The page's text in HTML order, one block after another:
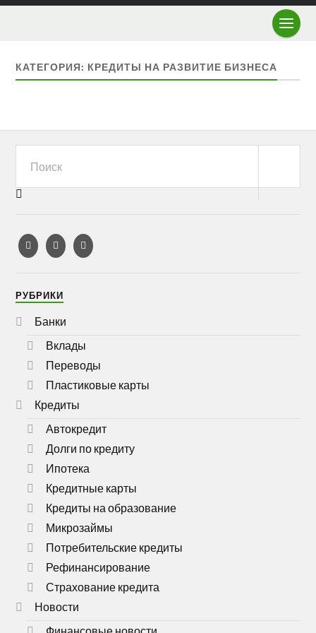
КАТЕГОРИЯ: КРЕДИТЫ НА РАЗВИТИЕ БИЗНЕСА
РУБРИКИ
Банки
Вклады
Переводы
Пластиковые карты
Кредиты
Автокредит
Долги по кредиту
Ипотека
Кредитные карты
Кредиты на образование
Микрозаймы
Потребительские кредиты
Рефинансирование
Страхование кредита
Новости